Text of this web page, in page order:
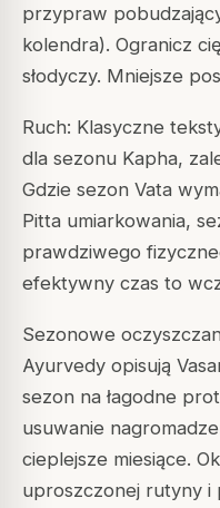
przypraw
kolendra). Ogranicz
słodyczy. Mniejsze
Ruch: Klasyczne
dla sezonu Kapha,
Gdzie sezon Vata
Pitta umiarkowania,
prawdziwego
efektywny czas to
Sezonowe
Ayurvedy opisują
sezon na łagodne
usuwanie
cieplejsze miesiące.
uproszczonej rutyny i